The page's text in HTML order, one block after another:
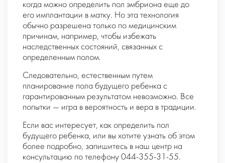
когда можно определить пол эмбриона еще до
его имплантации в матку. Но эта технология
обычно разрешена только по медицинским
причинам, например, чтобы избежать
наследственных состояний, связанных с
определенным полом.
Следовательно, естественным путем
планирование пола будущего ребенка с
гарантированным результатом невозможно. Все
попытки — игра в вероятность и вера в традиции.
Если вас интересует, как определить пол
будущего ребенка, или вы хотите узнать об этом
более подробно, запишитесь в наш центр на
консультацию по телефону 044-355-31-55.